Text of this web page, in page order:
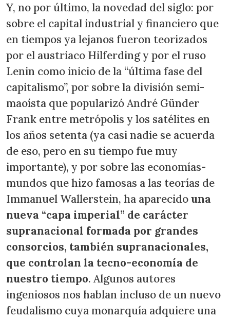
Y, no por último, la novedad del siglo: por
sobre el capital industrial y financiero que
en tiempos ya lejanos fueron teorizados
por el austriaco Hilferding y por el ruso
Lenin como inicio de la “última fase del
capitalismo”, por sobre la división semi-
maoísta que popularizó André Günder
Frank entre metrópolis y los satélites en
los años setenta (ya casi nadie se acuerda
de eso, pero en su tiempo fue muy
importante), y por sobre las economías-
mundos que hizo famosas a las teorías de
Immanuel Wallerstein, ha aparecidouna
nueva “capa imperial” de carácter
supranacional formada por grandes
consorcios, también supranacionales,
que controlan la tecno-economía de
nuestro tiempo. Algunos autores
ingeniosos nos hablan incluso de un nuevo
feudalismo cuya monarquía adquiere una